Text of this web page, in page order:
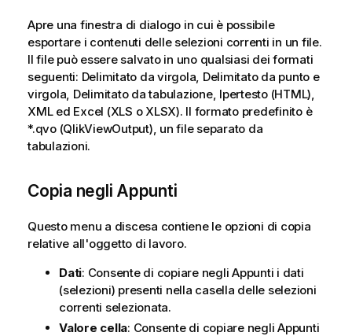
Apre una finestra di dialogo in cui è possibile
esportare i contenuti delle selezioni correnti in un file.
Il file può essere salvato in uno qualsiasi dei formati
seguenti: Delimitato da virgola, Delimitato da punto e
virgola, Delimitato da tabulazione, Ipertesto (HTML),
XML ed Excel (XLS o XLSX). Il formato predefinito è
*.qvo (QlikViewOutput), un file separato da
tabulazioni.
Copia negli Appunti
Questo menu a discesa contiene le opzioni di copia
relative all'oggetto di lavoro.
Dati: Consente di copiare negli Appunti i dati
(selezioni) presenti nella casella delle selezioni
correnti selezionata.
Valore cella: Consente di copiare negli Appunti